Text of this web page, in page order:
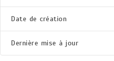
Date de création
Dernière mise à jour